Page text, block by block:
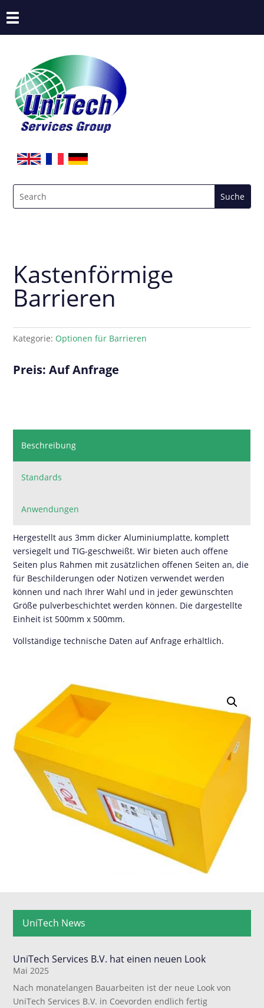
Kastenförmige
Barrieren
Kategorie: Optionen für Barrieren
Preis: Auf Anfrage
Beschreibung
Standards
Anwendungen
Hergestellt aus 3mm dicker Aluminiumplatte, komplett
versiegelt und TIG-geschweißt. Wir bieten auch offene
Seiten plus Rahmen mit zusätzlichen offenen Seiten an, die
für Beschilderungen oder Notizen verwendet werden
können und nach Ihrer Wahl und in jeder gewünschten
Größe pulverbeschichtet werden können. Die dargestellte
Einheit ist 500mm x 500mm.
Vollständige technische Daten auf Anfrage erhältlich.
UniTech News
UniTech Services B.V. hat einen neuen Look
Mai 2025
Nach monatelangen Bauarbeiten ist der neue Look von
UniTech Services B.V. in Coevorden endlich fertig